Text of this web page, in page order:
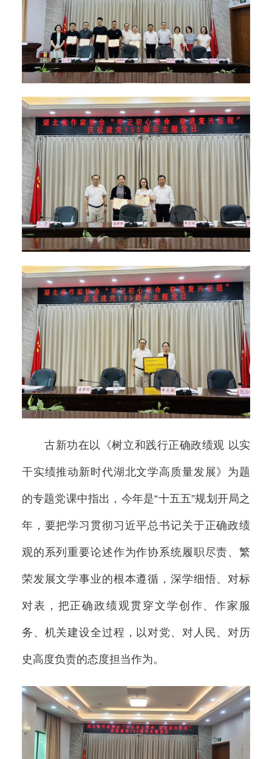
古新功在以《树立和践行正确政绩观 以实
干实绩推动新时代湖北文学高质量发展》为题
的专题党课中指出，今年是“十五五”规划开局之
年，要把学习贯彻习近平总书记关于正确政绩
观的系列重要论述作为作协系统履职尽责、繁
荣发展文学事业的根本遵循，深学细悟、对标
对表，把正确政绩观贯穿文学创作、作家服
务、机关建设全过程，以对党、对人民、对历
史高度负责的态度担当作为。